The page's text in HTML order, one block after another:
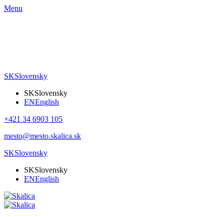
Menu
SKSlovensky
SKSlovensky
ENEnglish
+421 34 6903 105
mesto@mesto.skalica.sk
SKSlovensky
SKSlovensky
ENEnglish